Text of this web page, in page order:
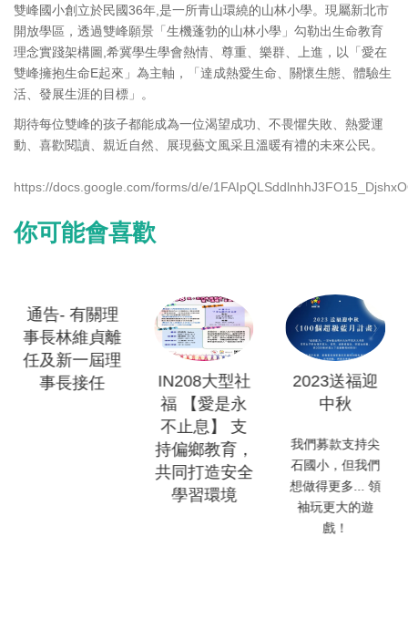
雙峰國小創立於民國36年,是一所青山環繞的山林小學。現屬新北市
開放學區，透過雙峰願景「生機蓬勃的山林小學」勾勒出生命教育
理念實踐架構圖,希冀學生學會熱情、尊重、樂群、上進，以「愛在
雙峰擁抱生命E起來」為主軸，「達成熱愛生命、關懷生態、體驗生
活、發展生涯的目標」。
期待每位雙峰的孩子都能成為一位渴望成功、不畏懼失敗、熱愛運
動、喜歡閱讀、親近自然、展現藝文風采且溫暖有禮的未來公民。
https://docs.google.com/forms/d/e/
你可能會喜歡
通告- 有關理
事長林維貞離
任及新一屆理
事長接任
IN208大型社
福 【愛是永
不止息】 支
持偏鄉教育，
共同打造安全
學習環境
2023送福迎
中秋
我們募款支持尖
石國小，但我們
想做得更多... 領
袖玩更大的遊
戲！